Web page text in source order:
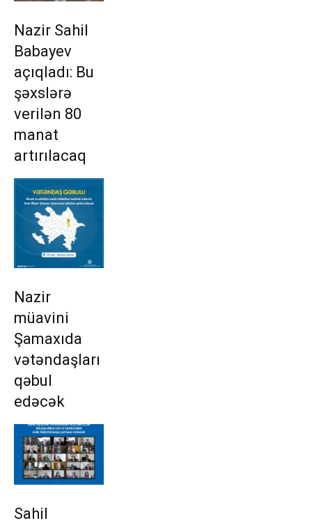
Nazir Sahil
Babayev
açıqladı: Bu
şəxslərə
verilən 80
manat
artırılacaq
Nazir
müavini
Şamaxıda
vətəndaşları
qəbul
edəcək
Sahil